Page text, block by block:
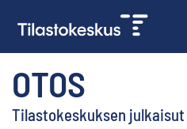
OTOS
Tilastokeskuksen